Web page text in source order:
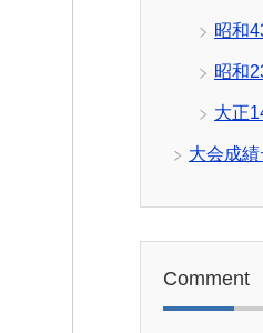
昭和
昭和
大正
大会成績
Comment